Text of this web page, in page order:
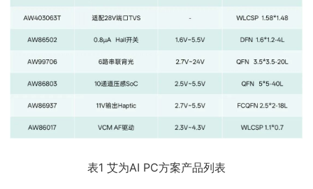
表1 艾为AI PC方案产品列表